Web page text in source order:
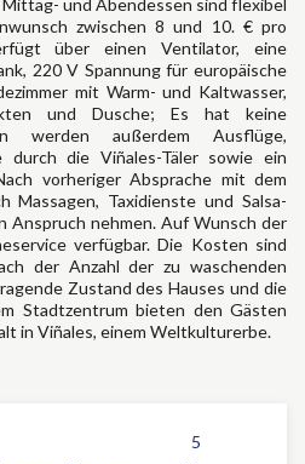
und Abendessen sind flexibel
zwischen 8 und 10. € pro
über einen Ventilator, eine
220 V Spannung für europäische
mit Warm- und Kaltwasser,
und Dusche; Es hat keine
werden außerdem Ausflüge,
durch die Viñales-Täler sowie ein
vorheriger Absprache mit dem
Massagen, Taxidienste und Salsa-
Anspruch nehmen. Auf Wunsch der
verfügbar. Die Kosten sind
der Anzahl der zu waschenden
Zustand des Hauses und die
Stadtzentrum bieten den Gästen
in Viñales, einem Weltkulturerbe.
5